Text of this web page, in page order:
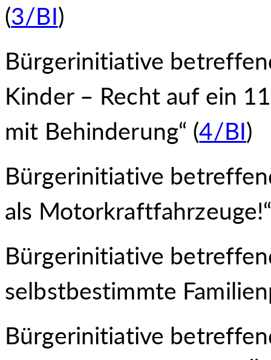
(3/BI)
Bürgerinitiative
Kinder – Recht auf ein
mit Behinderung“ (4/BI)
Bürgerinitiative
als Motorkraftfahr
Bürgerinitiative
selbstbestimmte
Bürgerinitiative